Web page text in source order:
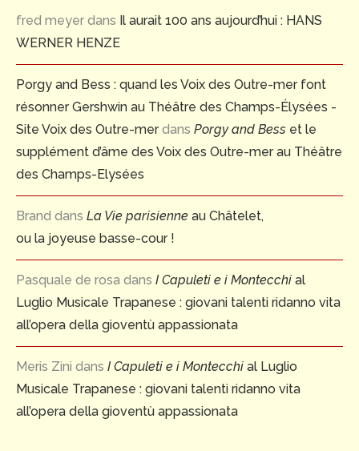
fred meyer dans Il aurait 100 ans aujourd’hui : HANS
WERNER HENZE
Porgy and Bess : quand les Voix des Outre-mer font
résonner Gershwin au Théâtre des Champs-Élysées -
Site Voix des Outre-merdans Porgy and Bess et le
supplément d’âme des Voix des Outre-mer au Théâtre
des Champs-Elysées
Brand dans La Vie parisienne au Châtelet,
ou la joyeuse basse-cour !
Pasquale de rosa dans I Capuleti e i Montecchi al
Luglio Musicale Trapanese : giovani talenti ridanno vita
all’opera della gioventù appassionata
Meris Zini dans I Capuleti e i Montecchi al Luglio
Musicale Trapanese : giovani talenti ridanno vita
all’opera della gioventù appassionata